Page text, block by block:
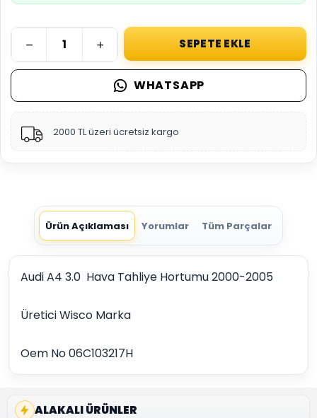
SEPETE EKLE
WHATSAPP
2000 TL üzeri ücretsiz kargo
Ürün Açıklaması Yorumlar Tüm Parçalar
Audi A4 3.0 Hava Tahliye Hortumu 2000-2005
Üretici Wisco Marka
Oem No 06C103217H
ALAKALI ÜRÜNLER